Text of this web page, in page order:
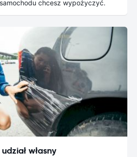
chcesz wypożyczyć.
własny